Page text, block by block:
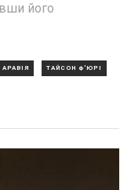
його
ТАЙСОН Ф'ЮРІ